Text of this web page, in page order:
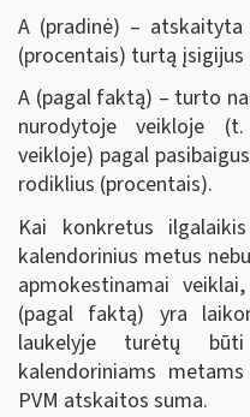
A (pradinė) –
(procentais) turtą
A (pagal faktą) – turto
nurodytoje veikloje
veikloje) pagal
rodiklius (procentais).
Kai konkretus
kalendorinius metus
apmokestinamai
(pagal faktą) yra
laukelyje turėtų
kalendoriniams
PVM atskaitos suma.